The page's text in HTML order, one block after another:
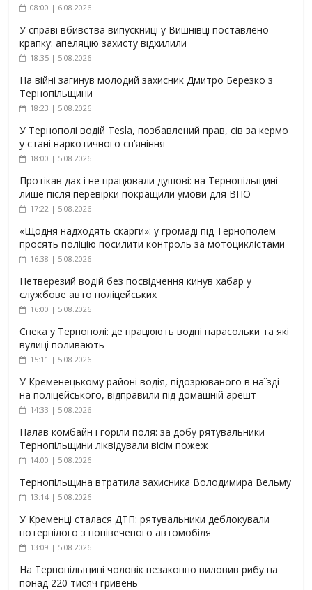
08:00 | 6.08.2026
У справі вбивства випускниці у Вишнівці поставлено
крапку: апеляцію захисту відхилили
18:35 | 5.08.2026
На війні загинув молодий захисник Дмитро Березко з
Тернопільщини
18:23 | 5.08.2026
У Тернополі водій Tesla, позбавлений прав, сів за кермо
у стані наркотичного сп’яніння
18:00 | 5.08.2026
Протікав дах і не працювали душові: на Тернопільщині
лише після перевірки покращили умови для ВПО
17:22 | 5.08.2026
«Щодня надходять скарги»: у громаді під Тернополем
просять поліцію посилити контроль за мотоциклістами
16:38 | 5.08.2026
Нетверезий водій без посвідчення кинув хабар у
службове авто поліцейських
16:00 | 5.08.2026
Спека у Тернополі: де працюють водні парасольки та які
вулиці поливають
15:11 | 5.08.2026
У Кременецькому районі водія, підозрюваного в наїзді
на поліцейського, відправили під домашній арешт
14:33 | 5.08.2026
Палав комбайн і горіли поля: за добу рятувальники
Тернопільщини ліквідували вісім пожеж
14:00 | 5.08.2026
Тернопільщина втратила захисника Володимира Вельму
13:14 | 5.08.2026
У Кременці сталася ДТП: рятувальники деблокували
потерпілого з понівеченого автомобіля
13:09 | 5.08.2026
На Тернопільщині чоловік незаконно виловив рибу на
понад 220 тисяч гривень